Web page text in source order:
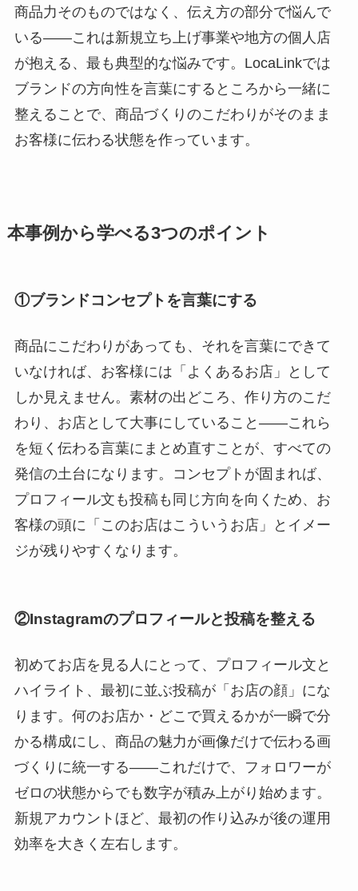
商品力そのものではなく、伝え方の部分で悩んで
いる――これは新規立ち上げ事業や地方の個人店
が抱える、最も典型的な悩みです。LocaLinkでは
ブランドの方向性を言葉にするところから一緒に
整えることで、商品づくりのこだわりがそのまま
お客様に伝わる状態を作っています。
本事例から学べる3つのポイント
①ブランドコンセプトを言葉にする
商品にこだわりがあっても、それを言葉にできて
いなければ、お客様には「よくあるお店」として
しか見えません。素材の出どころ、作り方のこだ
わり、お店として大事にしていること――これら
を短く伝わる言葉にまとめ直すことが、すべての
発信の土台になります。コンセプトが固まれば、
プロフィール文も投稿も同じ方向を向くため、お
客様の頭に「このお店はこういうお店」とイメー
ジが残りやすくなります。
②Instagramのプロフィールと投稿を整える
初めてお店を見る人にとって、プロフィール文と
ハイライト、最初に並ぶ投稿が「お店の顔」にな
ります。何のお店か・どこで買えるかが一瞬で分
かる構成にし、商品の魅力が画像だけで伝わる画
づくりに統一する――これだけで、フォロワーが
ゼロの状態からでも数字が積み上がり始めます。
新規アカウントほど、最初の作り込みが後の運用
効率を大きく左右します。